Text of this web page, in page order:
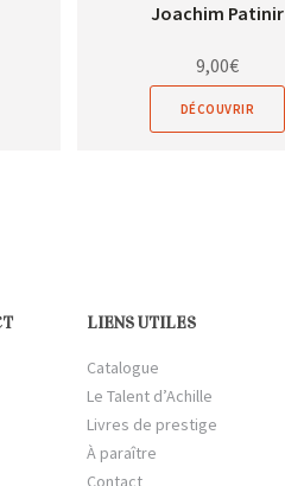
Joachim Patinir
9,00€
DÉCOUVRIR
LIENS UTILES
Catalogue
Le Talent d’Achille
Livres de prestige
À paraître
Contact